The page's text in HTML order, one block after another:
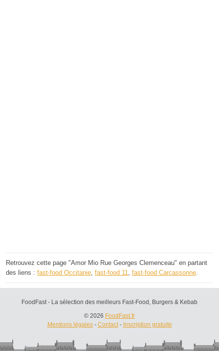
Retrouvez cette page "Amor Mio Rue Georges Clemenceau" en partant
des liens : fast-food Occitanie, fast-food 11, fast-food Carcassonne.
FoodFast - La sélection des meilleurs Fast-Food, Burgers & Kebab
© 2026 FoodFast.fr
Mentions légales- Contact- Inscription gratuite